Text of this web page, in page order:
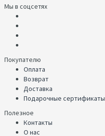
Мы в соцсетях
Покупателю
Оплата
Возврат
Доставка
Подарочные сертификаты
Полезное
Контакты
О нас